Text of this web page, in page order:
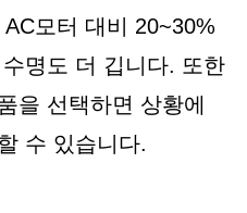
모터 대비 20~30%
명도 더 깁니다. 또한
을 선택하면 상황에
수 있습니다.